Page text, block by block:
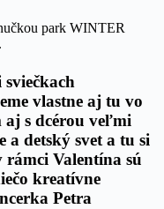
park WINTER
vlastne aj tu vo
aj s dcérou veľmi
detský svet a tu si
Valentína sú
kreatívne
Petra